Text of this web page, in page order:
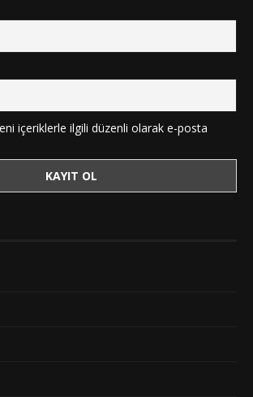
içeriklerle ilgili düzenli olarak e-posta